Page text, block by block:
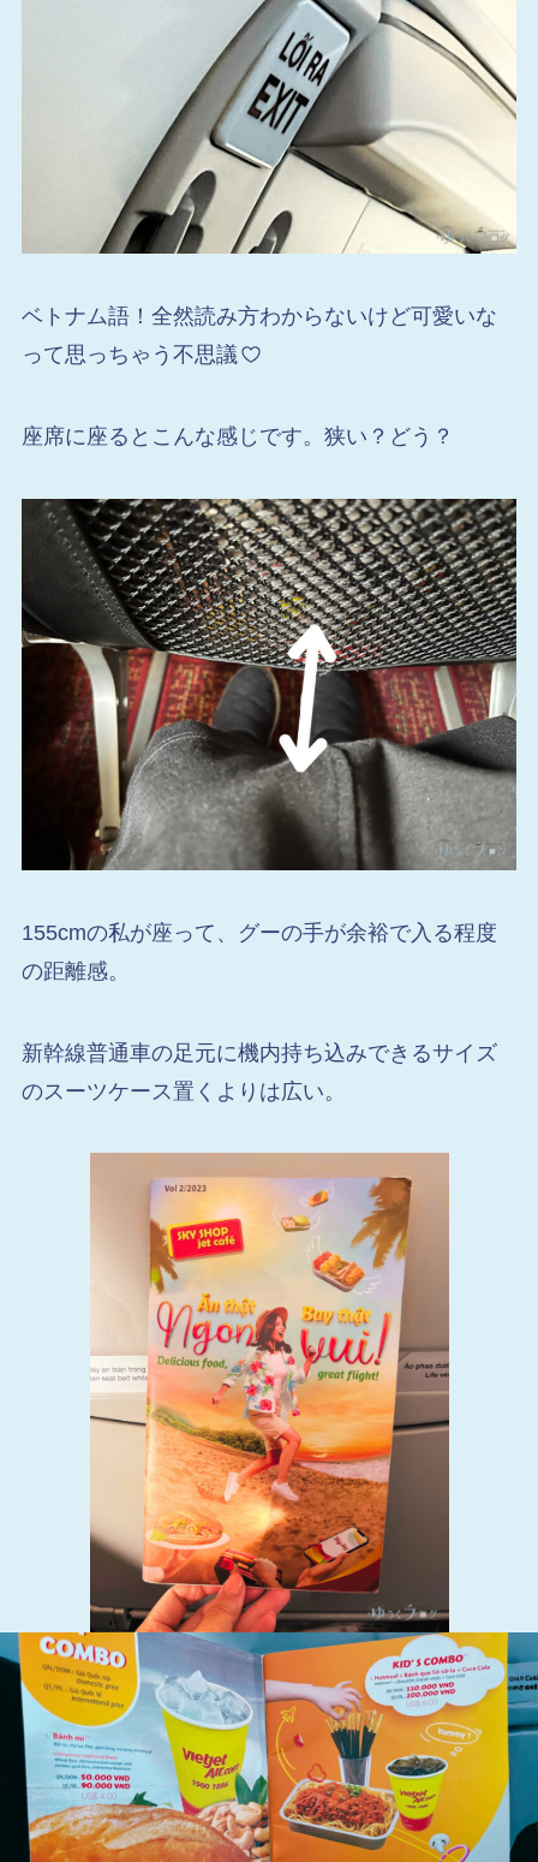
ベトナム語！全然読み方わからないけど可愛いな
って思っちゃう不思議
座席に座るとこんな感じです。狭い？どう？
155cmの私が座って、グーの手が余裕で入る程度
の距離感。
新幹線普通車の足元に機内持ち込みできるサイズ
のスーツケース置くよりは広い。